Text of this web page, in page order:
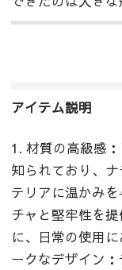
アイテム説明
1. 材質の高級感
知られており、
テリアに温かみ
チャと堅牢性を
に、日常の使用
ークなデザイン